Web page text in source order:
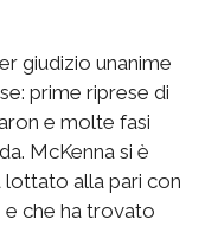
giudizio unanime
prime riprese di
e molte fasi
McKenna si è
lottato alla pari con
e che ha trovato